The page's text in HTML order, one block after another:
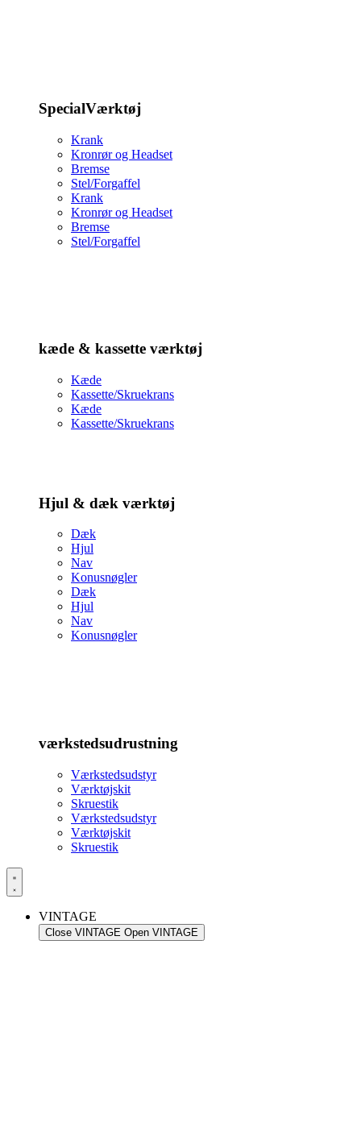
SpecialVærktøj
Krank
Kronrør og Headset
Bremse
Stel/Forgaffel
Krank
Kronrør og Headset
Bremse
Stel/Forgaffel
kæde & kassette værktøj
Kæde
Kassette/Skruekrans
Kæde
Kassette/Skruekrans
Hjul & dæk værktøj
Dæk
Hjul
Nav
Konusnøgler
Dæk
Hjul
Nav
Konusnøgler
værkstedsudrustning
Værkstedsudstyr
Værktøjskit
Skruestik
Værkstedsudstyr
Værktøjskit
Skruestik
VINTAGE
Close VINTAGE Open VINTAGE